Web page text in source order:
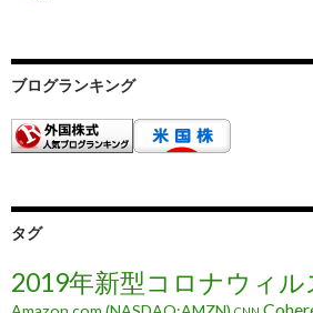
ブログランキング
タグ
2019年新型コロナウィル